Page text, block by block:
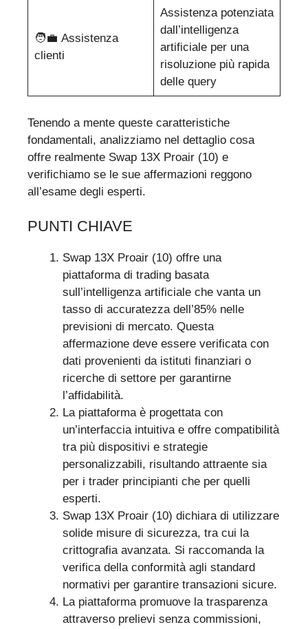
🧑‍💼 Assistenza
clienti
Assistenza potenziata
dall’intelligenza
artificiale per una
risoluzione più rapida
delle query
Tenendo a mente queste caratteristiche
fondamentali, analizziamo nel dettaglio cosa
offre realmente Swap 13X Proair (10) e
verifichiamo se le sue affermazioni reggono
all’esame degli esperti.
PUNTI CHIAVE
Swap 13X Proair (10) offre una
piattaforma di trading basata
sull’intelligenza artificiale che vanta un
tasso di accuratezza dell’85% nelle
previsioni di mercato. Questa
affermazione deve essere verificata con
dati provenienti da istituti finanziari o
ricerche di settore per garantirne
l’affidabilità.
La piattaforma è progettata con
un’interfaccia intuitiva e offre compatibilità
tra più dispositivi e strategie
personalizzabili, risultando attraente sia
per i trader principianti che per quelli
esperti.
Swap 13X Proair (10) dichiara di utilizzare
solide misure di sicurezza, tra cui la
crittografia avanzata. Si raccomanda la
verifica della conformità agli standard
normativi per garantire transazioni sicure.
La piattaforma promuove la trasparenza
attraverso prelievi senza commissioni,